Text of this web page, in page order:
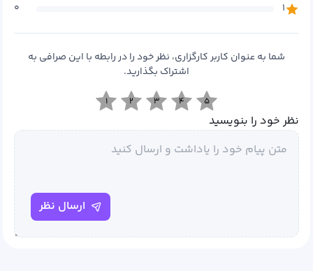
۱
۰
شما به عنوان کاربر کارگزاری، نظر خود را در رابطه با این صرافی به
اشتراک بگذارید.
۱ ۲ ۳ ۴ ۵
نظر خود را بنویسید
ارسال نظر